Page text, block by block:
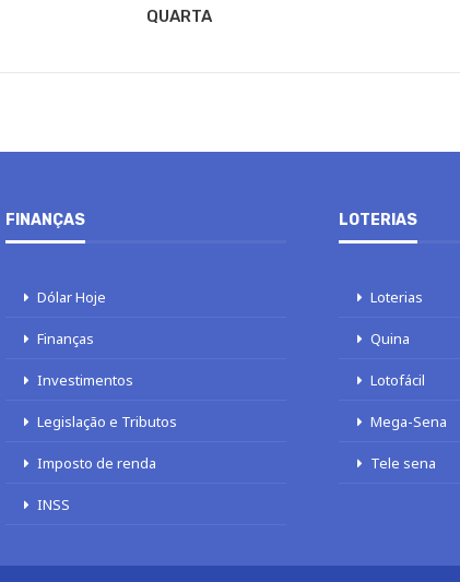
QUARTA
FINANÇAS
Dólar Hoje
Finanças
Investimentos
Legislação e Tributos
Imposto de renda
INSS
LOTERIAS
Loterias
Quina
Lotofácil
Mega-Sena
Tele sena